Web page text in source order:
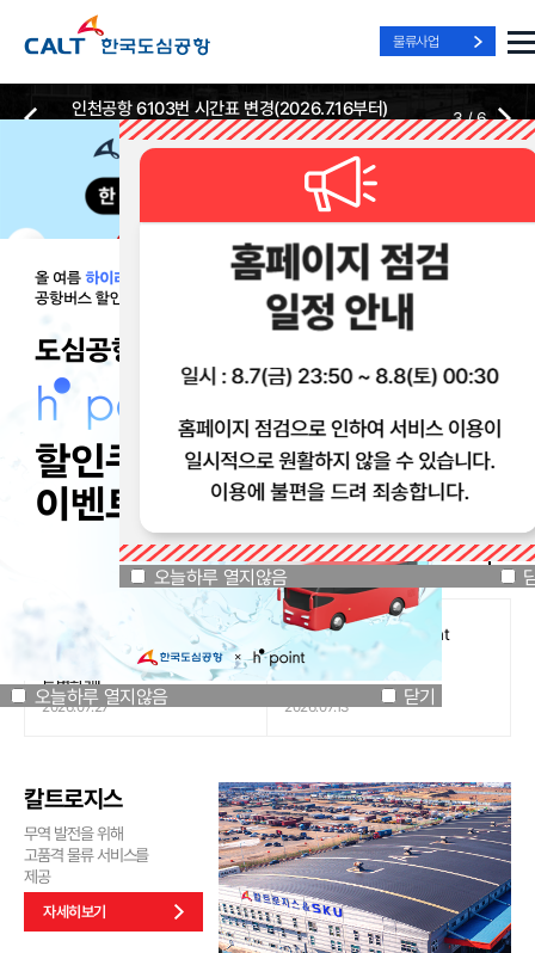
물류사업
오늘하루 열지않음
오늘하루 열지않음 닫기
오늘하루 열지않음
Best Way, Fast Way
to the Airport
Best Way, Fast Way
to the Airport
Best Way, Fast Way
to the Airport
인천공항 6103번 시간표 변경(2026.7.16부터)
2026-07-13 2026-07-13
3/6
실시간
위치안내
리무진 노선
및 시간표
리무진
예매
리무진
이용 혜택
공지사항
[인천국제공항공사 x 잔망루피]
공항은 GREEN하게, 굿즈는
특별하게!
2026.07.27
도심공항리무진 x H.Point
할인쿠폰 이벤트
2026.07.13
칼트로지스
무역 발전을 위해
고품격 물류 서비스를
제공
자세히보기